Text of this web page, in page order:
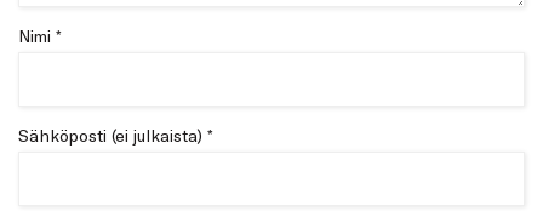
Nimi *
Sähköposti (ei julkaista) *